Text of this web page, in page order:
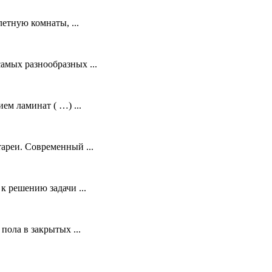
комнаты, ...
разнообразных ...
ламинат ( …) ...
Современный ...
решению задачи ...
в закрытых ...